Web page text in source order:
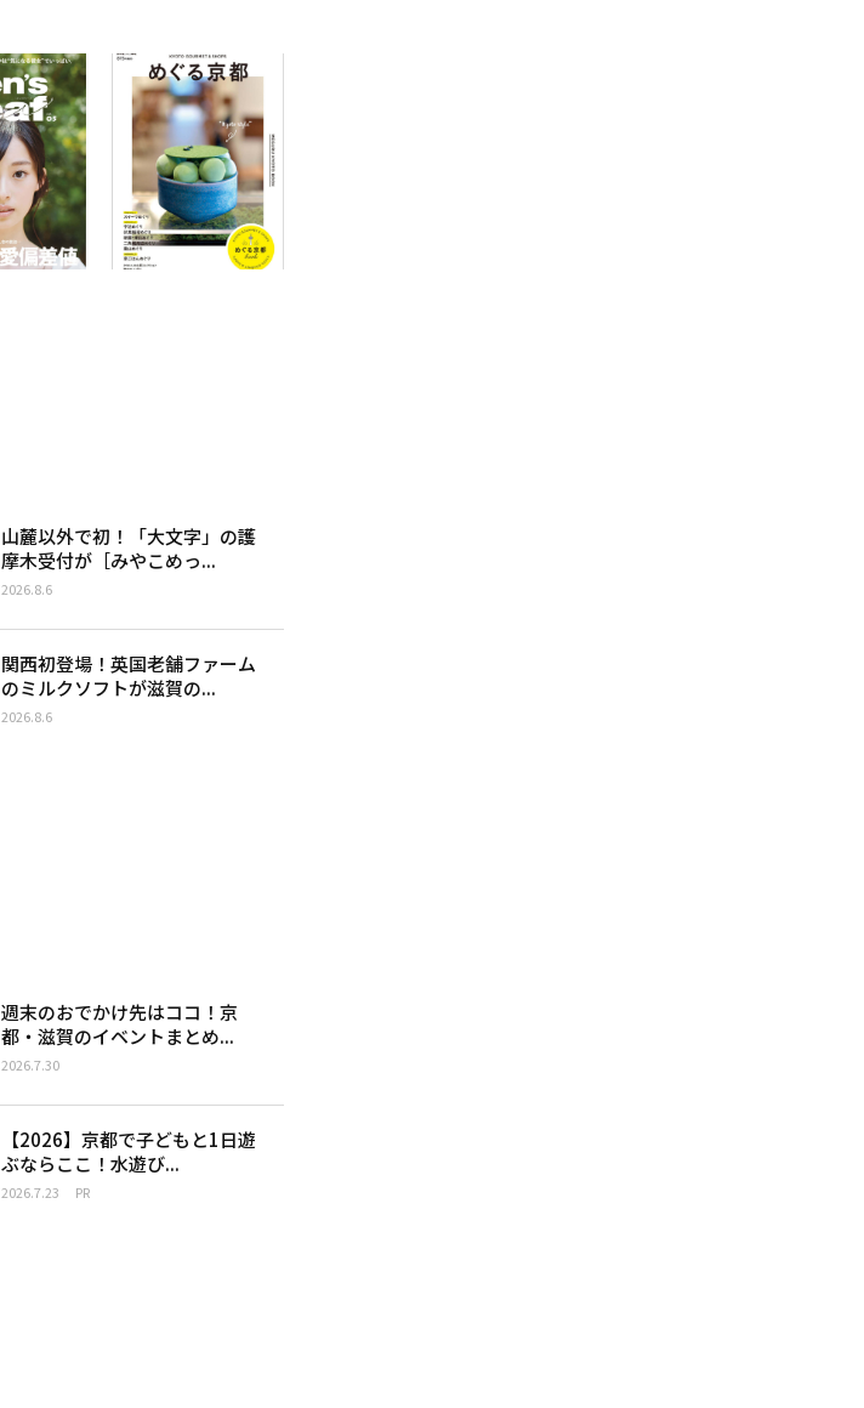
山麓以外で初！「大文字」の護
摩木受付が［みやこめっ...
2026.8.6
関西初登場！英国老舗ファーム
のミルクソフトが滋賀の...
2026.8.6
週末のおでかけ先はココ！京
都・滋賀のイベントまとめ...
2026.7.30
【2026】京都で子どもと1日遊
ぶならここ！水遊び...
2026.7.23 PR